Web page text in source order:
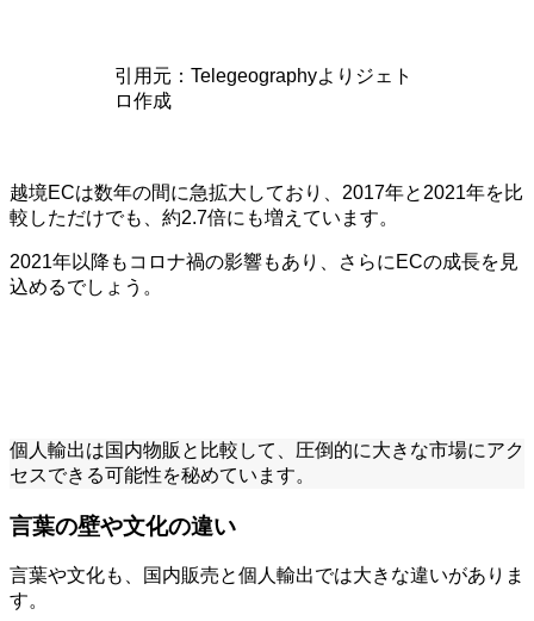
引用元：Telegeographyよりジェト
ロ作成
越境ECは数年の間に急拡大しており、2017年と2021年を比
較しただけでも、約2.7倍にも増えています。
2021年以降もコロナ禍の影響もあり、さらにECの成長を見
込めるでしょう。
個人輸出は国内物販と比較して、圧倒的に大きな市場にアク
セスできる可能性を秘めています。
言葉の壁や文化の違い
言葉や文化も、国内販売と個人輸出では大きな違いがありま
す。